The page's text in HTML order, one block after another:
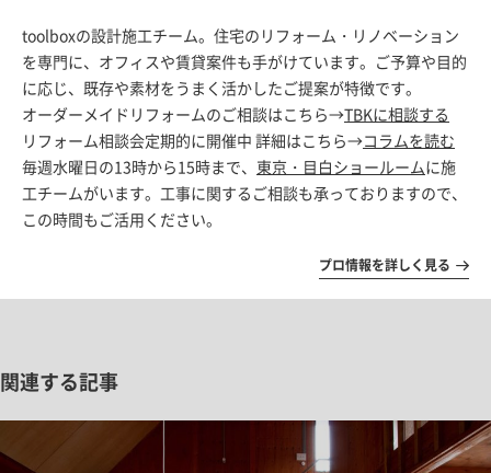
toolboxの設計施工チーム。住宅のリフォーム・リノベーション
を専門に、オフィスや賃貸案件も手がけています。ご予算や目的
に応じ、既存や素材をうまく活かしたご提案が特徴です。
オーダーメイドリフォームのご相談はこちら→TBKに相談する
リフォーム相談会定期的に開催中 詳細はこちら→コラムを読む
毎週水曜日の13時から15時まで、 東京・目白ショールームに施
工チームがいます。工事に関するご相談も承っておりますので、
この時間もご活用ください。
プロ情報を詳しく見る
関連する記事